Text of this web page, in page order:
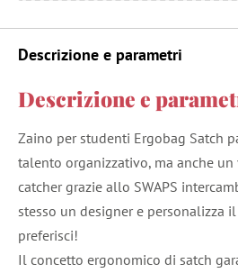
Descrizione e parametri
Descrizione e
Zaino per studenti Ergobag Satch
talento organizzativo, ma anche un
catcher grazie allo SWAPS
stesso un designer e personalizza
preferisci!
Il concetto ergonomico di satch